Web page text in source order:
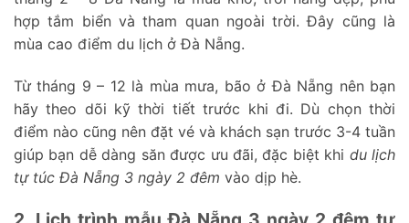
hợp tắm biển và tham quan ngoài trời. Đây cũng là
mùa cao điểm du lịch ở Đà Nẵng.
Từ tháng 9 – 12 là mùa mưa, bão ở Đà Nẵng nên bạn
hãy theo dõi kỹ thời tiết trước khi đi. Dù chọn thời
điểm nào cũng nên đặt vé và khách sạn trước 3-4 tuần
giúp bạn dễ dàng săn được ưu đãi, đặc biệt khi du lịch
tự túc Đà Nẵng 3 ngày 2 đêm vào dịp hè.